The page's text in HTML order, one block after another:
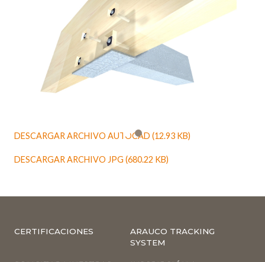
DESCARGAR ARCHIVO AUTOCAD (12.93 KB)
DESCARGAR ARCHIVO JPG (680.22 KB)
CERTIFICACIONES
ARAUCO TRACKING
SYSTEM